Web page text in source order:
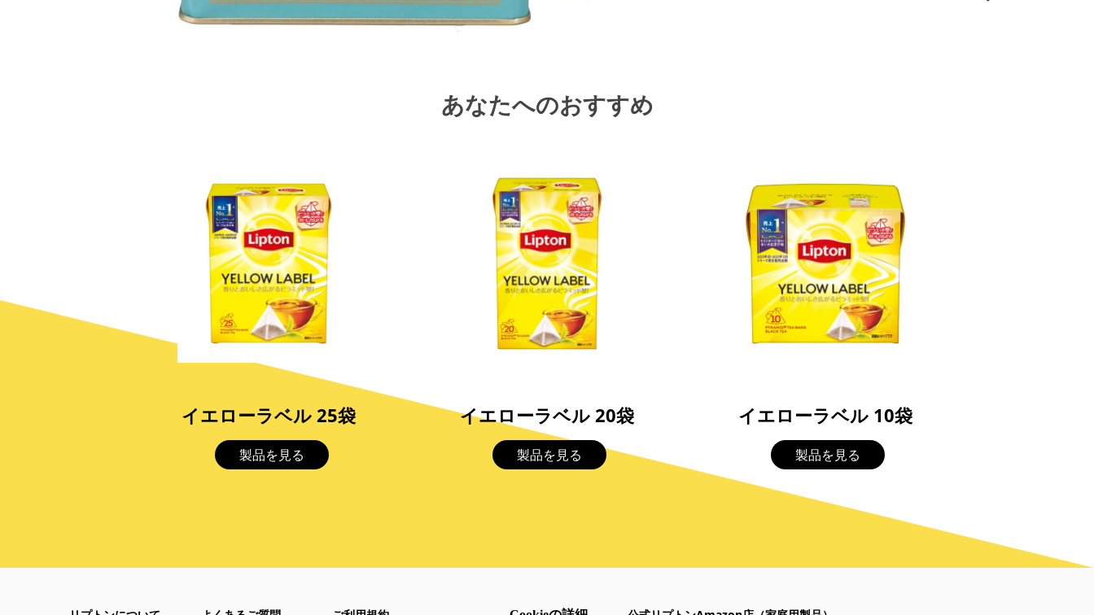
あなたへのおすすめ
イエローラベル 25袋
製品を見る
イエローラベル 20袋
製品を見る
イエローラベル 10袋
製品を見る